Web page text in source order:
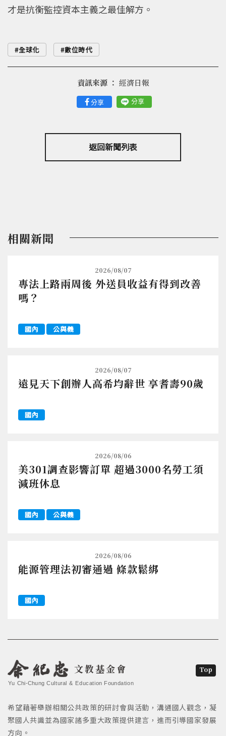
才是抗衡監控資本主義之最佳解方。
全球化 數位時代
分享 分享
資訊來源 ： 經濟日報
返回新聞列表
相關新聞
2026/08/07
專法上路兩周後 外送員收益有得到改善
嗎？
國內 公與義
2026/08/07
遠見天下創辦人高希均辭世 享耆壽90歲
國內
2026/08/06
美301調查影響訂單 超過3000名勞工須
減班休息
國內 公與義
2026/08/06
能源管理法初審通過 條款鬆綁
國內
文教基金會
Yu Chi-Chung Cultural & Education Foundation
希望藉著舉辦相關公共政策的研討會與活動，溝通國人觀念，凝
聚國人共識並為國家諸多重大政策提供建言，進而引導國家發展
方向。
Top